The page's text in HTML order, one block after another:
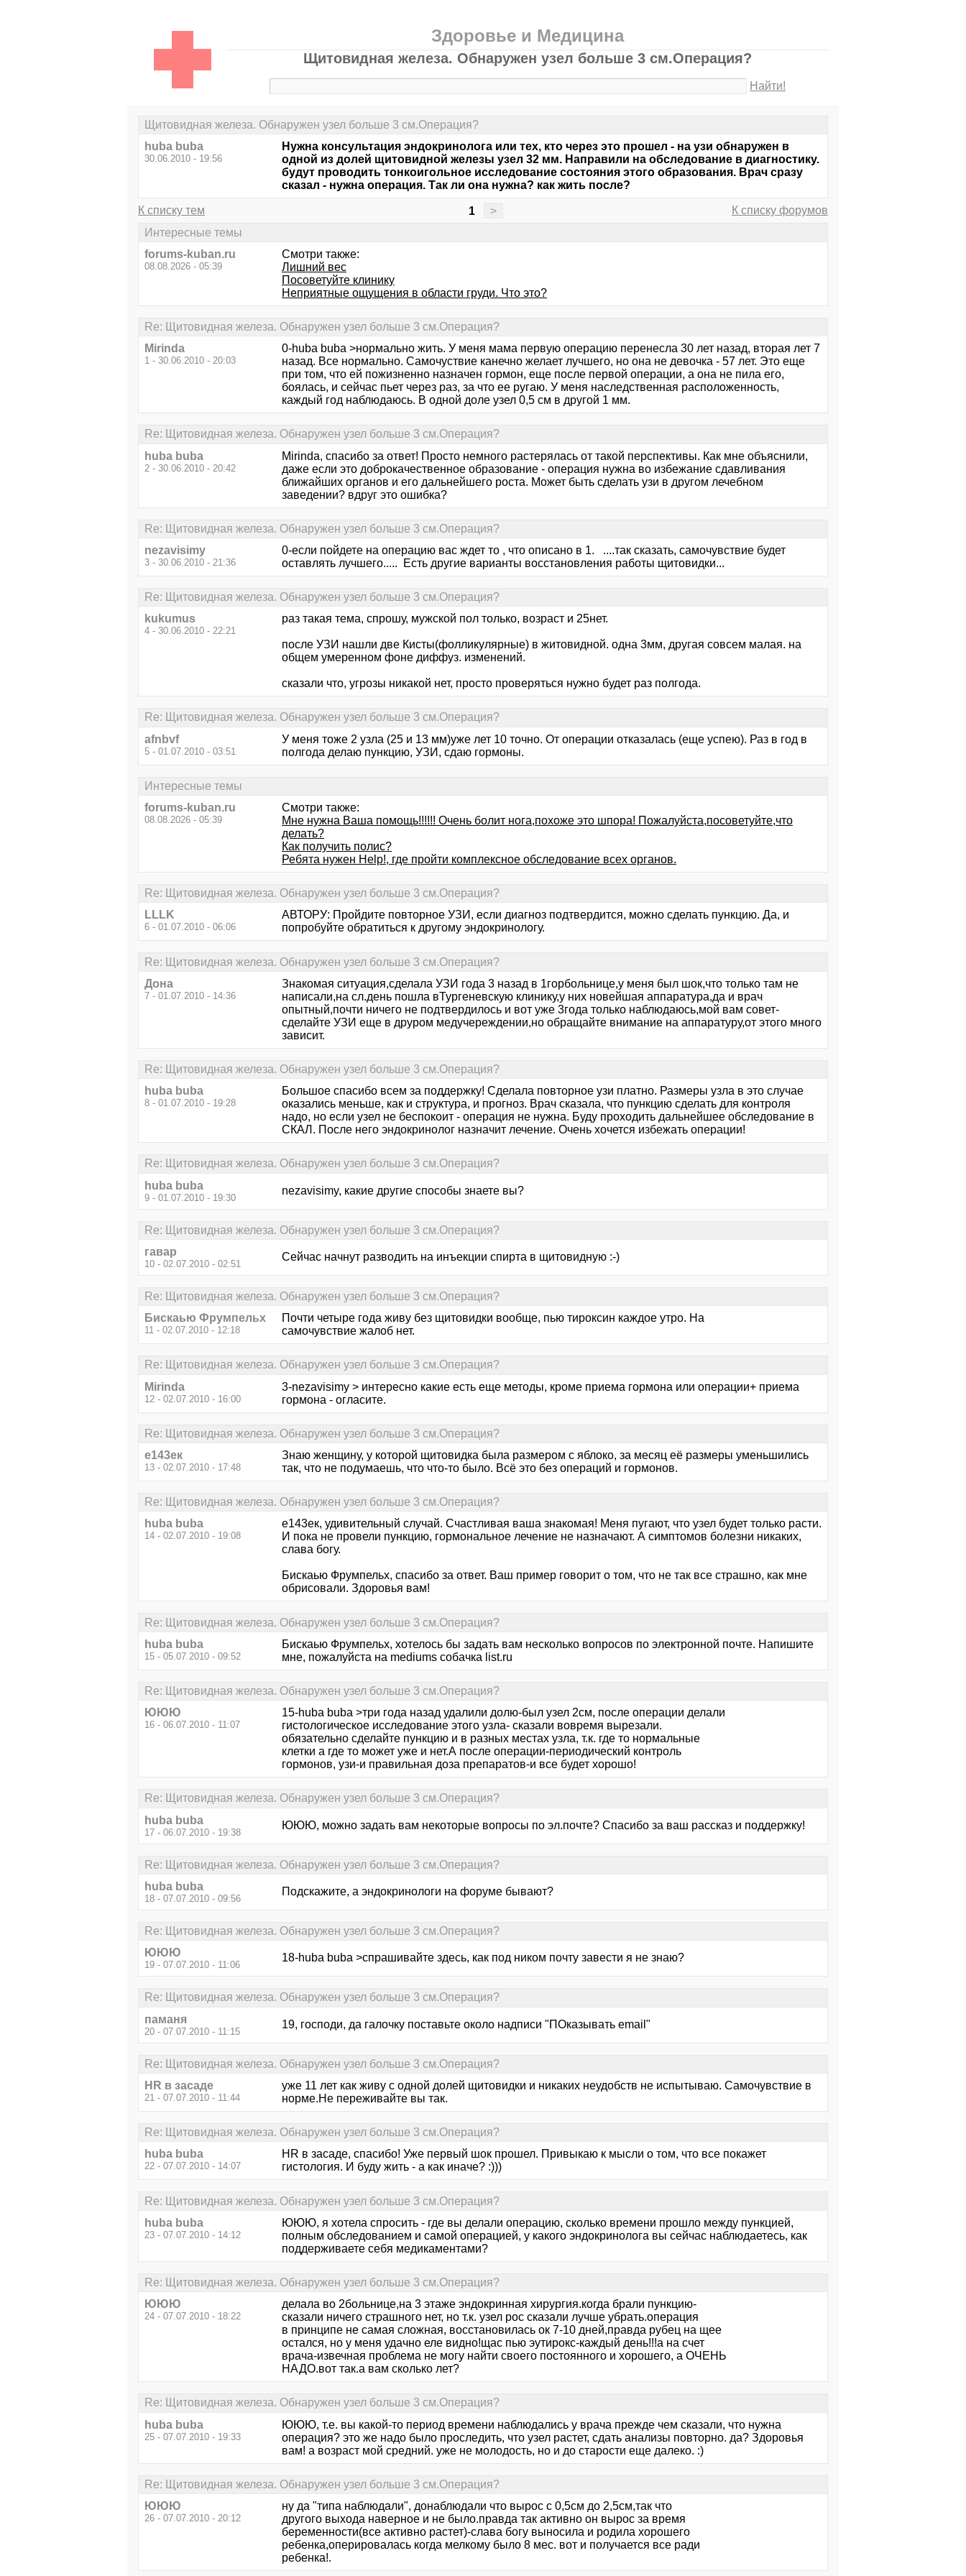
Здоровье и Медицина
Щитовидная железа. Обнаружен узел больше 3 см.Операция?
Найти!
Щитовидная железа. Обнаружен узел больше 3 см.Операция?
huba buba
30.06.2010 - 19:56
Нужна консультация эндокринолога или тех, кто через это прошел - на узи обнаружен в
одной из долей щитовидной железы узел 32 мм. Направили на обследование в диагностику.
будут проводить тонкоигольное исследование состояния этого образования. Врач сразу
сказал - нужна операция. Так ли она нужна? как жить после?
К списку тем 1 >
К списку форумов
Интересные темы
forums-kuban.ru
08.08.2026 - 05:39
Смотри также:
Лишний вес
Посоветуйте клинику
Неприятные ощущения в области груди. Что это?
Re: Щитовидная железа. Обнаружен узел больше 3 см.Операция?
Mirinda
1 - 30.06.2010 - 20:03
0-huba buba >нормально жить. У меня мама первую операцию перенесла 30 лет назад, вторая лет 7
назад. Все нормально. Самочуствие канечно желает лучшего, но она не девочка - 57 лет. Это еще
при том, что ей пожизненно назначен гормон, еще после первой операции, а она не пила его,
боялась, и сейчас пьет через раз, за что ее ругаю. У меня наследственная расположенность,
каждый год наблюдаюсь. В одной доле узел 0,5 см в другой 1 мм.
Re: Щитовидная железа. Обнаружен узел больше 3 см.Операция?
huba buba
2 - 30.06.2010 - 20:42
Mirinda, спасибо за ответ! Просто немного растерялась от такой перспективы. Как мне объяснили,
даже если это доброкачественное образование - операция нужна во избежание сдавливания
ближайших органов и его дальнейшего роста. Может быть сделать узи в другом лечебном
заведении? вдруг это ошибка?
Re: Щитовидная железа. Обнаружен узел больше 3 см.Операция?
nezavisimy
3 - 30.06.2010 - 21:36
0-если пойдете на операцию вас ждет то , что описано в 1. ....так сказать, самочувствие будет
оставлять лучшего..... Есть другие варианты восстановления работы щитовидки...
Re: Щитовидная железа. Обнаружен узел больше 3 см.Операция?
kukumus
4 - 30.06.2010 - 22:21
раз такая тема, спрошу, мужской пол только, возраст и 25нет.
после УЗИ нашли две Кисты(фолликулярные) в житовидной. одна 3мм, другая совсем малая. на
общем умеренном фоне диффуз. изменений.
сказали что, угрозы никакой нет, просто проверяться нужно будет раз полгода.
Re: Щитовидная железа. Обнаружен узел больше 3 см.Операция?
afnbvf
5 - 01.07.2010 - 03:51
У меня тоже 2 узла (25 и 13 мм)уже лет 10 точно. От операции отказалась (еще успею). Раз в год в
полгода делаю пункцию, УЗИ, сдаю гормоны.
Интересные темы
forums-kuban.ru
08.08.2026 - 05:39
Смотри также:
Мне нужна Ваша помощь!!!!!! Очень болит нога,похоже это шпора! Пожалуйста,посоветуйте,что
делать?
Как получить полис?
Ребята нужен Help!, где пройти комплексное обследование всех органов.
Re: Щитовидная железа. Обнаружен узел больше 3 см.Операция?
LLLK
6 - 01.07.2010 - 06:06
АВТОРУ: Пройдите повторное УЗИ, если диагноз подтвердится, можно сделать пункцию. Да, и
попробуйте обратиться к другому эндокринологу.
Re: Щитовидная железа. Обнаружен узел больше 3 см.Операция?
Дона
7 - 01.07.2010 - 14:36
Знакомая ситуация,сделала УЗИ года 3 назад в 1горбольнице,у меня был шок,что только там не
написали,на сл.день пошла вТургеневскую клинику,у них новейшая аппаратура,да и врач
опытный,почти ничего не подтвердилось и вот уже 3года только наблюдаюсь,мой вам совет-
сделайте УЗИ еще в друром медучереждении,но обращайте внимание на аппаратуру,от этого много
зависит.
Re: Щитовидная железа. Обнаружен узел больше 3 см.Операция?
huba buba
8 - 01.07.2010 - 19:28
Большое спасибо всем за поддержку! Сделала повторное узи платно. Размеры узла в это случае
оказались меньше, как и структура, и прогноз. Врач сказала, что пункцию сделать для контроля
надо, но если узел не беспокоит - операция не нужна. Буду проходить дальнейшее обследование в
СКАЛ. После него эндокринолог назначит лечение. Очень хочется избежать операции!
Re: Щитовидная железа. Обнаружен узел больше 3 см.Операция?
huba buba
9 - 01.07.2010 - 19:30
nezavisimy, какие другие способы знаете вы?
Re: Щитовидная железа. Обнаружен узел больше 3 см.Операция?
гавар
10 - 02.07.2010 - 02:51
Сейчас начнут разводить на инъекции спирта в щитовидную :-)
Re: Щитовидная железа. Обнаружен узел больше 3 см.Операция?
Бискаью Фрумпельх
11 - 02.07.2010 - 12:18
Почти четыре года живу без щитовидки вообще, пью тироксин каждое утро. На
самочувствие жалоб нет.
Re: Щитовидная железа. Обнаружен узел больше 3 см.Операция?
Mirinda
12 - 02.07.2010 - 16:00
3-nezavisimy > интересно какие есть еще методы, кроме приема гормона или операции+ приема
гормона - огласите.
Re: Щитовидная железа. Обнаружен узел больше 3 см.Операция?
е143ек
13 - 02.07.2010 - 17:48
Знаю женщину, у которой щитовидка была размером с яблоко, за месяц её размеры уменьшились
так, что не подумаешь, что что-то было. Всё это без операций и гормонов.
Re: Щитовидная железа. Обнаружен узел больше 3 см.Операция?
huba buba
14 - 02.07.2010 - 19:08
е143ек, удивительный случай. Счастливая ваша знакомая! Меня пугают, что узел будет только расти.
И пока не провели пункцию, гормональное лечение не назначают. А симптомов болезни никаких,
слава богу.
Бискаью Фрумпельх, спасибо за ответ. Ваш пример говорит о том, что не так все страшно, как мне
обрисовали. Здоровья вам!
Re: Щитовидная железа. Обнаружен узел больше 3 см.Операция?
huba buba
15 - 05.07.2010 - 09:52
Бискаью Фрумпельх, хотелось бы задать вам несколько вопросов по электронной почте. Напишите
мне, пожалуйста на mediums собачка list.ru
Re: Щитовидная железа. Обнаружен узел больше 3 см.Операция?
ЮЮЮ
16 - 06.07.2010 - 11:07
15-huba buba >три года назад удалили долю-был узел 2см, после операции делали
гистологическое исследование этого узла- сказали вовремя вырезали.
обязательно сделайте пункцию и в разных местах узла, т.к. где то нормальные
клетки а где то может уже и нет.А после операции-периодический контроль
гормонов, узи-и правильная доза препаратов-и все будет хорошо!
Re: Щитовидная железа. Обнаружен узел больше 3 см.Операция?
huba buba
17 - 06.07.2010 - 19:38
ЮЮЮ, можно задать вам некоторые вопросы по эл.почте? Спасибо за ваш рассказ и поддержку!
Re: Щитовидная железа. Обнаружен узел больше 3 см.Операция?
huba buba
18 - 07.07.2010 - 09:56
Подскажите, а эндокринологи на форуме бывают?
Re: Щитовидная железа. Обнаружен узел больше 3 см.Операция?
ЮЮЮ
19 - 07.07.2010 - 11:06
18-huba buba >спрашивайте здесь, как под ником почту завести я не знаю?
Re: Щитовидная железа. Обнаружен узел больше 3 см.Операция?
паманя
20 - 07.07.2010 - 11:15
19, господи, да галочку поставьте около надписи "ПОказывать email"
Re: Щитовидная железа. Обнаружен узел больше 3 см.Операция?
HR в засаде
21 - 07.07.2010 - 11:44
уже 11 лет как живу с одной долей щитовидки и никаких неудобств не испытываю. Самочувствие в
норме.Не переживайте вы так.
Re: Щитовидная железа. Обнаружен узел больше 3 см.Операция?
huba buba
22 - 07.07.2010 - 14:07
HR в засаде, спасибо! Уже первый шок прошел. Привыкаю к мысли о том, что все покажет
гистология. И буду жить - а как иначе? :)))
Re: Щитовидная железа. Обнаружен узел больше 3 см.Операция?
huba buba
23 - 07.07.2010 - 14:12
ЮЮЮ, я хотела спросить - где вы делали операцию, сколько времени прошло между пункцией,
полным обследованием и самой операцией, у какого эндокринолога вы сейчас наблюдаетесь, как
поддерживаете себя медикаментами?
Re: Щитовидная железа. Обнаружен узел больше 3 см.Операция?
ЮЮЮ
24 - 07.07.2010 - 18:22
делала во 2больнице,на 3 этаже эндокринная хирургия.когда брали пункцию-
сказали ничего страшного нет, но т.к. узел рос сказали лучше убрать.операция
в принципе не самая сложная, восстановилась ок 7-10 дней,правда рубец на щее
остался, но у меня удачно еле видно!щас пью эутирокс-каждый день!!!а на счет
врача-извечная проблема не могу найти своего постоянного и хорошего, а ОЧЕНЬ
НАДО.вот так.а вам сколько лет?
Re: Щитовидная железа. Обнаружен узел больше 3 см.Операция?
huba buba
25 - 07.07.2010 - 19:33
ЮЮЮ, т.е. вы какой-то период времени наблюдались у врача прежде чем сказали, что нужна
операция? это же надо было проследить, что узел растет, сдать анализы повторно. да? Здоровья
вам! а возраст мой средний. уже не молодость, но и до старости еще далеко. :)
Re: Щитовидная железа. Обнаружен узел больше 3 см.Операция?
ЮЮЮ
26 - 07.07.2010 - 20:12
ну да "типа наблюдали", донаблюдали что вырос с 0,5см до 2,5см,так что
другого выхода наверное и не было.правда так активно он вырос за время
беременности(все активно растет)-слава богу выносила и родила хорошего
ребенка,оперировалась когда мелкому было 8 мес. вот и получается все ради
ребенка!.